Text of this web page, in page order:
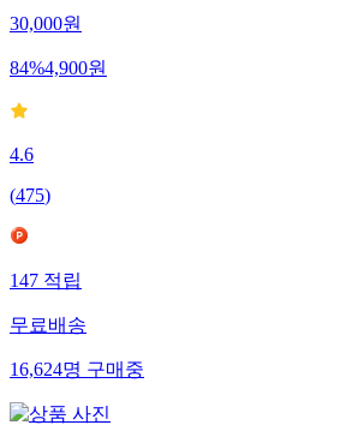
30,000원
84%4,900원
4.6
(475)
147적립
무료배송
16,624명구매중